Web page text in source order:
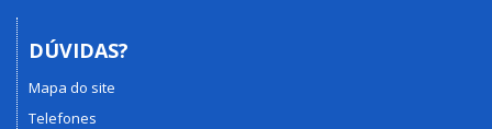
DÚVIDAS?
Mapa do site
Telefones